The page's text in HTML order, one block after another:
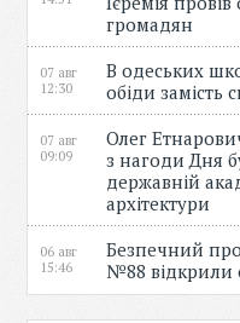
громадян
07 авг
12:30
В одеських
обіди замість
07 авг
09:09
Олег
з нагоди Дня
державній
архітектури
06 авг
15:46
Безпечний
№88 відкрили